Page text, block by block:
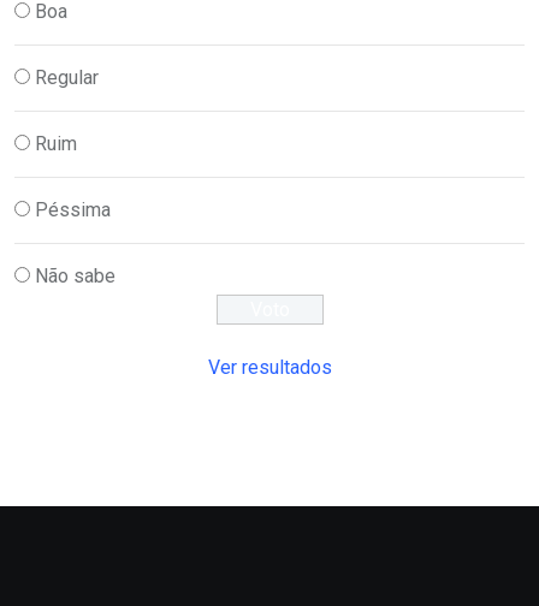
Boa
Regular
Ruim
Péssima
Não sabe
Ver resultados